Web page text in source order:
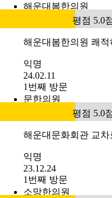
해운대봄한의원
평점 5.0
해운대봄한의원 쾌
익명
24.02.11
1번째 방문
문한의원
평점 5.0
해운대문화회관 교
익명
23.12.24
1번째 방문
소망한의원